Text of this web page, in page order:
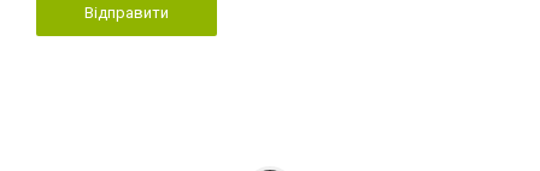
Відправити